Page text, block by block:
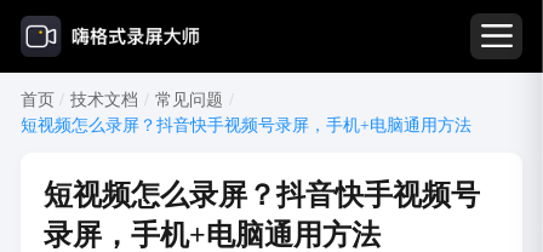
首页 / 技术文档 / 常见问题 /
短视频怎么录屏？抖音快手视频号录屏，手机+电脑通用方法
短视频怎么录屏？抖音快手视频号
录屏，手机+电脑通用方法